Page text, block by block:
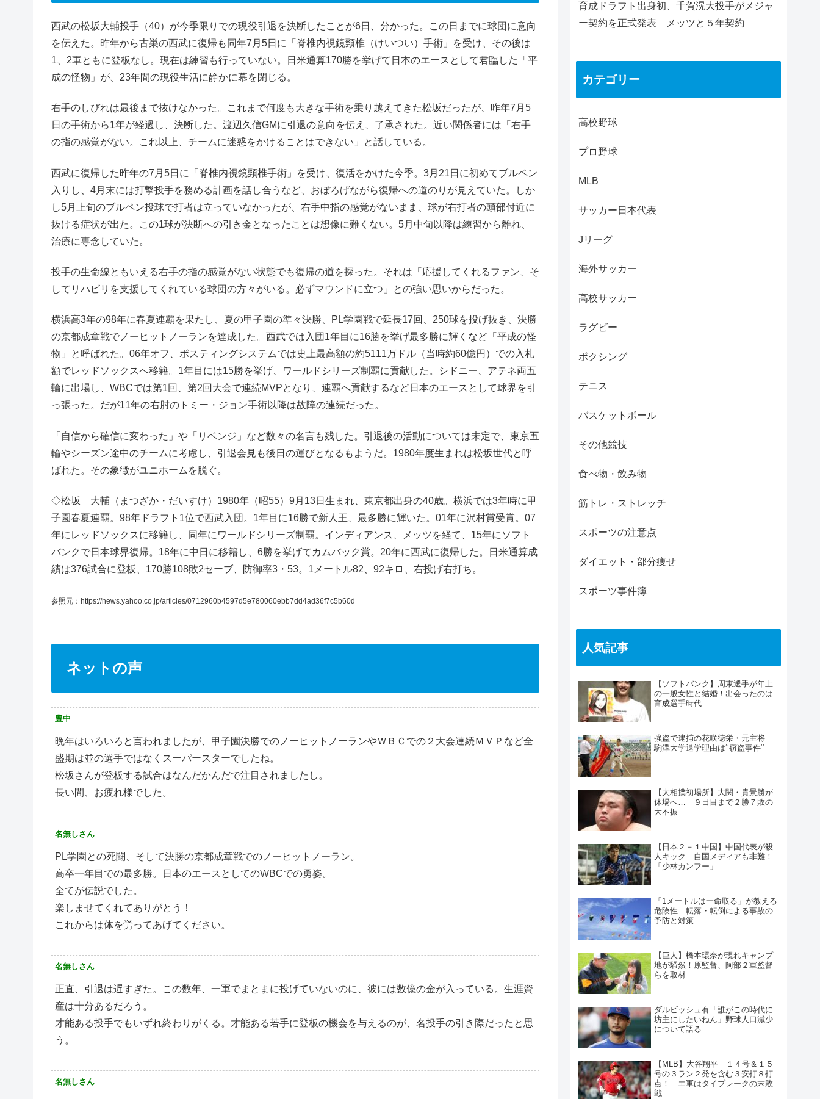
西武の松坂大輔投手（40）が今季限りでの現役引退を決断したことが6日、分かった。この日までに球団に意向
を伝えた。昨年から古巣の西武に復帰も同年7月5日に「脊椎内視鏡頸椎（けいつい）手術」を受け、その後は
1、2軍ともに登板なし。現在は練習も行っていない。日米通算170勝を挙げて日本のエースとして君臨した「平
成の怪物」が、23年間の現役生活に静かに幕を閉じる。
右手のしびれは最後まで抜けなかった。これまで何度も大きな手術を乗り越えてきた松坂だったが、昨年7月5
日の手術から1年が経過し、決断した。渡辺久信GMに引退の意向を伝え、了承された。近い関係者には「右手
の指の感覚がない。これ以上、チームに迷惑をかけることはできない」と話している。
西武に復帰した昨年の7月5日に「脊椎内視鏡頸椎手術」を受け、復活をかけた今季。3月21日に初めてブルペン
入りし、4月末には打撃投手を務める計画を話し合うなど、おぼろげながら復帰への道のりが見えていた。しか
し5月上旬のブルペン投球で打者は立っていなかったが、右手中指の感覚がないまま、球が右打者の頭部付近に
抜ける症状が出た。この1球が決断への引き金となったことは想像に難くない。5月中旬以降は練習から離れ、
治療に専念していた。
投手の生命線ともいえる右手の指の感覚がない状態でも復帰の道を探った。それは「応援してくれるファン、そ
してリハビリを支援してくれている球団の方々がいる。必ずマウンドに立つ」との強い思いからだった。
横浜高3年の98年に春夏連覇を果たし、夏の甲子園の準々決勝、PL学園戦で延長17回、250球を投げ抜き、決勝
の京都成章戦でノーヒットノーランを達成した。西武では入団1年目に16勝を挙げ最多勝に輝くなど「平成の怪
物」と呼ばれた。06年オフ、ポスティングシステムでは史上最高額の約5111万ドル（当時約60億円）での入札
額でレッドソックスへ移籍。1年目には15勝を挙げ、ワールドシリーズ制覇に貢献した。シドニー、アテネ両五
輪に出場し、WBCでは第1回、第2回大会で連続MVPとなり、連覇へ貢献するなど日本のエースとして球界を引
っ張った。だが11年の右肘のトミー・ジョン手術以降は故障の連続だった。
「自信から確信に変わった」や「リベンジ」など数々の名言も残した。引退後の活動については未定で、東京五
輪やシーズン途中のチームに考慮し、引退会見も後日の運びとなるもようだ。1980年度生まれは松坂世代と呼
ばれた。その象徴がユニホームを脱ぐ。
◇松坂 大輔（まつざか・だいすけ）1980年（昭55）9月13日生まれ、東京都出身の40歳。横浜では3年時に甲
子園春夏連覇。98年ドラフト1位で西武入団。1年目に16勝で新人王、最多勝に輝いた。01年に沢村賞受賞。07
年にレッドソックスに移籍し、同年にワールドシリーズ制覇。インディアンス、メッツを経て、15年にソフト
バンクで日本球界復帰。18年に中日に移籍し、6勝を挙げてカムバック賞。20年に西武に復帰した。日米通算成
績は376試合に登板、170勝108敗2セーブ、防御率3・53。1メートル82、92キロ、右投げ右打ち。
参照元：https://news.yahoo.co.jp/articles/0712960b4597d5e780060ebb7dd4ad36f7c5b60d
ネットの声
豊中
晩年はいろいろと言われましたが、甲子園決勝でのノーヒットノーランやＷＢＣでの２大会連続ＭＶＰなど全
盛期は並の選手ではなくスーパースターでしたね。
松坂さんが登板する試合はなんだかんだで注目されましたし。
長い間、お疲れ様でした。
名無しさん
PL学園との死闘、そして決勝の京都成章戦でのノーヒットノーラン。
高卒一年目での最多勝。日本のエースとしてのWBCでの勇姿。
全てが伝説でした。
楽しませてくれてありがとう！
これからは体を労ってあげてください。
名無しさん
正直、引退は遅すぎた。この数年、一軍でまとまに投げていないのに、彼には数億の金が入っている。生涯資
産は十分あるだろう。
才能ある投手でもいずれ終わりがくる。才能ある若手に登板の機会を与えるのが、名投手の引き際だったと思
う。
名無しさん
育成ドラフト出身初、千賀滉大投手がメジャ
ー契約を正式発表 メッツと５年契約
カテゴリー
高校野球
プロ野球
MLB
サッカー日本代表
Jリーグ
海外サッカー
高校サッカー
ラグビー
ボクシング
テニス
バスケットボール
その他競技
食べ物・飲み物
筋トレ・ストレッチ
スポーツの注意点
ダイエット・部分痩せ
スポーツ事件簿
人気記事
【ソフトバンク】周東選手が年上
の一般女性と結婚！出会ったのは
育成選手時代
強盗で逮捕の花咲徳栄・元主将
駒澤大学退学理由は‘‘窃盗事件‘‘
【大相撲初場所】大関・貴景勝が
休場へ… ９日目まで２勝７敗の
大不振
【日本２－１中国】中国代表が殺
人キック…自国メディアも非難！
「少林カンフー」
「1メートルは一命取る」が教える
危険性…転落・転倒による事故の
予防と対策
【巨人】橋本環奈が現れキャンプ
地が騒然！原監督、阿部２軍監督
らを取材
ダルビッシュ有「誰がこの時代に
坊主にしたいねん」野球人口減少
について語る
【MLB】大谷翔平 １４号＆１５
号の３ラン２発を含む３安打８打
点！ エ軍はタイブレークの末敗
戦